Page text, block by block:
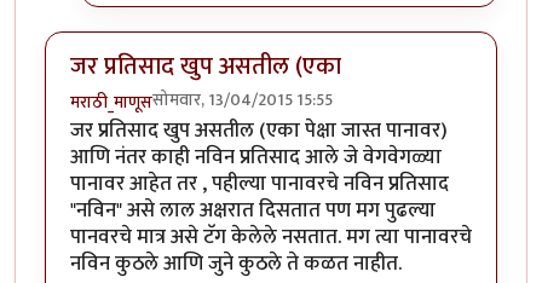
जर प्रतिसाद खुप असतील (एका
मराठी_माणूससोमवार, 13/04/2015 15:55
जर प्रतिसाद खुप असतील (एका पेक्षा जास्त पानावर)
आणि नंतर काही नविन प्रतिसाद आले जे वेगवेगळ्या
पानावर आहेत तर , पहील्या पानावरचे नविन प्रतिसाद
"नविन" असे लाल अक्षरात दिसतात पण मग पुढल्या
पानवरचे मात्र असे टॅग केलेले नसतात. मग त्या पानावरचे
नविन कुठले आणि जुने कुठले ते कळत नाहीत.